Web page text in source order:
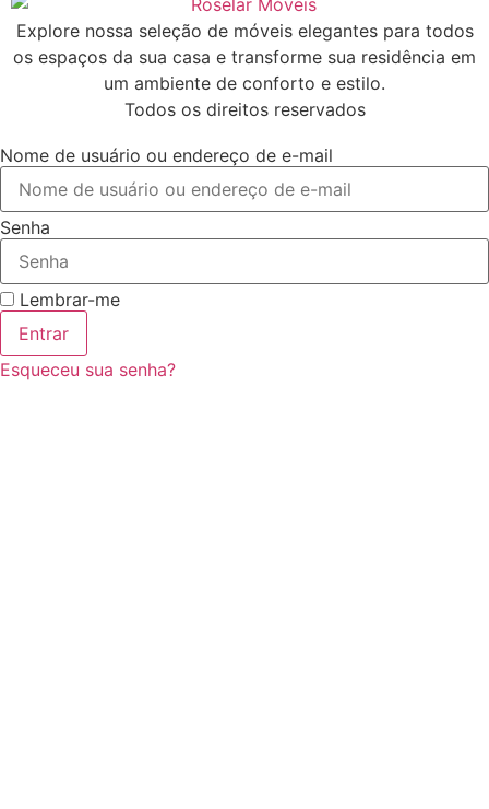
Explore nossa seleção de móveis elegantes para todos
os espaços da sua casa e transforme sua residência em
um ambiente de conforto e estilo.
Todos os direitos reservados
Nome de usuário ou endereço de e-mail
Senha
Lembrar-me
Entrar
Esqueceu sua senha?